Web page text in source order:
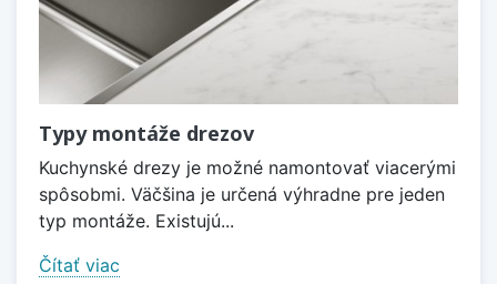
Typy montáže drezov
Kuchynské drezy je možné namontovať viacerými
spôsobmi. Väčšina je určená výhradne pre jeden
typ montáže. Existujú...
Čítať viac